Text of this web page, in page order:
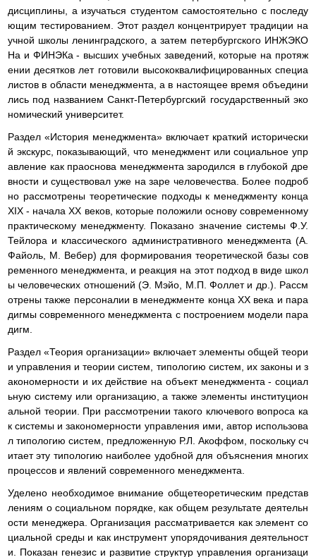
дисциплины, а изучаться студентом самостоятельно с последу
ющим тестированием. Этот раздел концентрирует традиции на
учной школы ленинградского, а затем петербургского ИНЖЭКО
На и ФИНЭКа - высших учебных заведений, которые на протяж
ении десятков лет готовили высококвалифицированных специа
листов в области менеджмента, а в настоящее время объедини
лись под названием Санкт-Петербургский государственный эко
номический университет.
Раздел «История менеджмента» включает краткий исторически
й экскурс, показывающий, что менеджмент или социальное упр
авление как праоснова менеджмента зародился в глубокой дре
вности и существовал уже на заре человечества. Более подроб
но рассмотрены теоретические подходы к менеджменту конца
XIX - начала ХХ веков, которые положили основу современному
практическому менеджменту. Показано значение системы Ф.У.
Тейлора и классического административного менеджмента (А.
Файоль, М. Вебер) для формирования теоретической базы сов
ременного менеджмента, и реакция на этот подход в виде школ
ы человеческих отношений (Э. Мэйо, М.П. Фоллет и др.). Рассм
отрены также персоналии в менеджменте конца ХХ века и пара
дигмы современного менеджмента с построением модели пара
дигм.
Раздел «Теория организации» включает элементы общей теори
и управления и теории систем, типологию систем, их законы и з
акономерности и их действие на объект менеджмента - социал
ьную систему или организацию, а также элементы институцион
альной теории. При рассмотрении такого ключевого вопроса ка
к системы и закономерности управления ими, автор использова
л типологию систем, предложенную Р.Л. Акоффом, поскольку сч
итает эту типологию наиболее удобной для объяснения многих
процессов и явлений современного менеджмента.
Уделено необходимое внимание общетеоретическим представ
лениям о социальном порядке, как общем результате деятельн
ости менеджера. Организация рассматривается как элемент со
циальной среды и как инструмент упорядочивания деятельност
и. Показан генезис и развитие структур управления организаци